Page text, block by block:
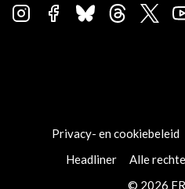
Privacy- en cookiebeleid
Headliner
Alle
© 2026